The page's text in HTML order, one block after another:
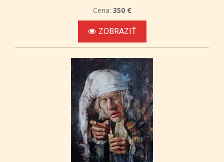
Cena: 350 €
ZOBRAZIŤ